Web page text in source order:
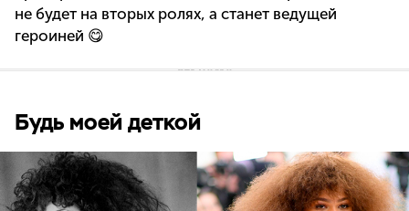
не будет на вторых ролях, а станет ведущей
героиней 😋
Будь моей деткой